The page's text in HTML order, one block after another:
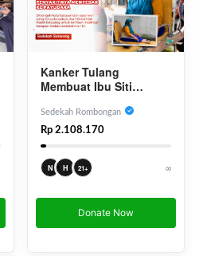
Kanker Tulang
Membuat Ibu Siti
Berjalan, Kini
Penyakitnya Menyebar
ke Payudara
Sedekah Rombongan
Rp 2.108.170
N H 21+ ∞
Donate Now